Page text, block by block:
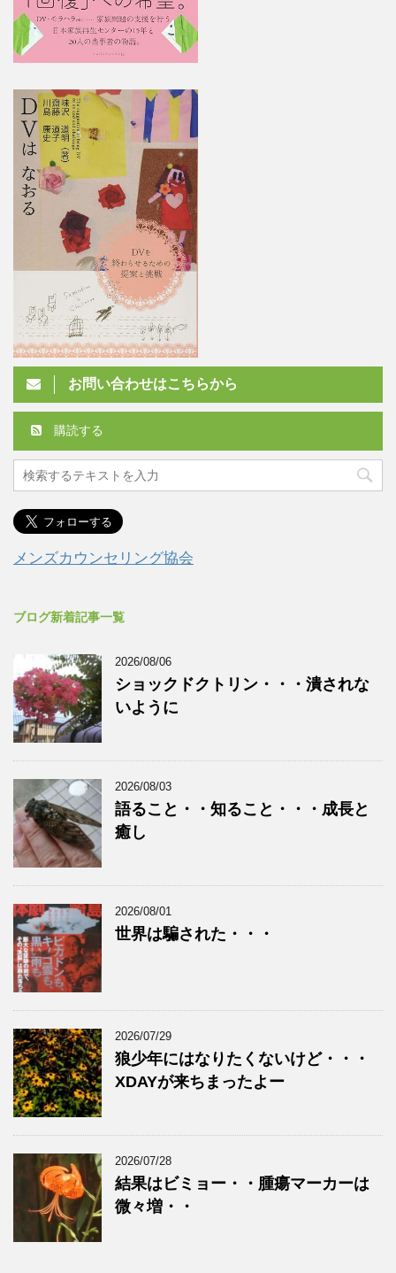
お問い合わせはこちらから
購読する
メンズカウンセリング協会
ブログ新着記事一覧
2026/08/06
ショックドクトリン・・・潰されな
いように
2026/08/03
語ること・・知ること・・・成長と
癒し
2026/08/01
世界は騙された・・・
2026/07/29
狼少年にはなりたくないけど・・・
XDAYが来ちまったよー
2026/07/28
結果はビミョー・・腫瘍マーカーは
微々増・・